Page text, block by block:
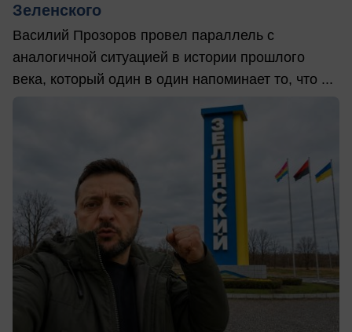
Зеленского
Василий Прозоров провел параллель с
аналогичной ситуацией в истории прошлого
века, который один в один напоминает то, что ...